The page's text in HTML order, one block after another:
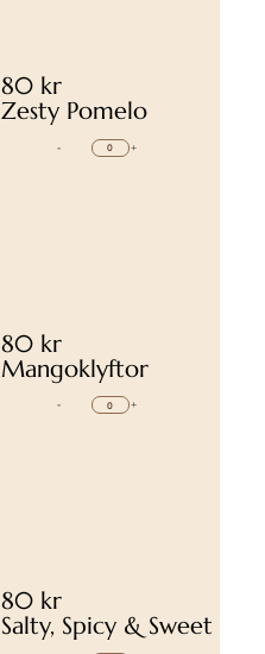
80 kr
Zesty Pomelo
- +
80 kr
Mangoklyftor
- +
80 kr
Salty, Spicy & Sweet